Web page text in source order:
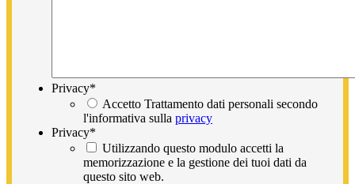
Privacy*
Accetto Trattamento dati personali secondo
l'informativa sulla privacy
Privacy*
Utilizzando questo modulo accetti la
memorizzazione e la gestione dei tuoi dati da
questo sito web.